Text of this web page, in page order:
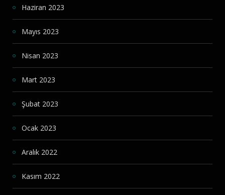
Haziran 2023
Mayıs 2023
Nisan 2023
Mart 2023
Şubat 2023
Ocak 2023
Aralık 2022
Kasım 2022